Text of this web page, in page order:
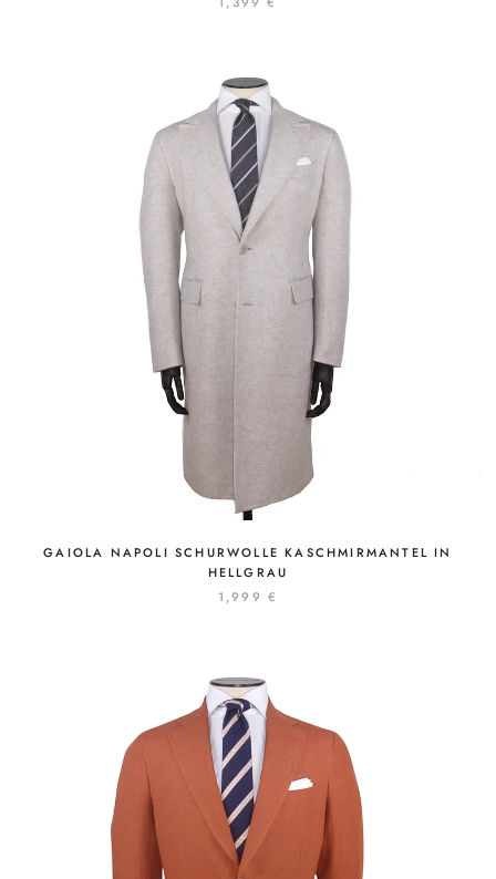
GAIOLA NAPOLI SCHURWOLLE KASCHMIRMANTEL IN
HELLGRAU
1,999 €